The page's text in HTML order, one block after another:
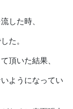
した時、
た。
頂いた結果、
ようになってい